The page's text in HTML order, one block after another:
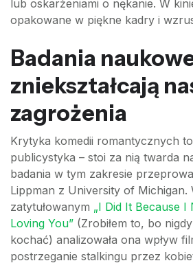
lub oskarżeniami o nękanie. W
opakowane w piękne kadry i
Badania
zniekształcają
zagrożenia
Krytyka komedii romantycznych
publicystyka – stoi za nią twarda
badania w tym zakresie
Lippman z University of Michigan.
zatytułowanym „I Did It Because
Loving You” (Zrobiłem to, bo
kochać) analizowała ona wpływ
postrzeganie stalkingu przez